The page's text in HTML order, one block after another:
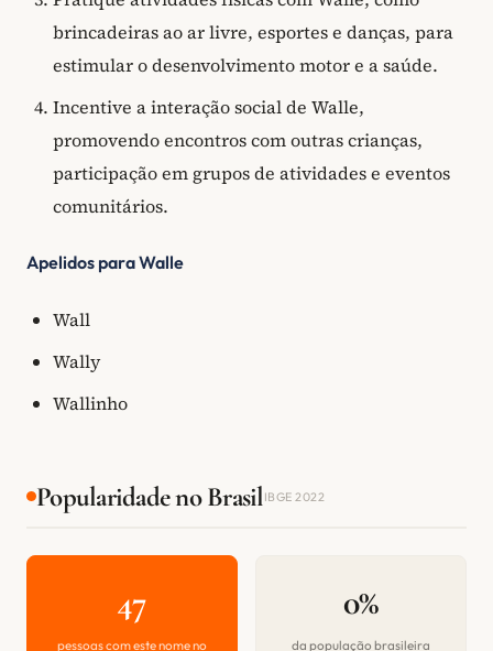
brincadeiras ao ar livre, esportes e danças, para
estimular o desenvolvimento motor e a saúde.
Incentive a interação social de Walle,
promovendo encontros com outras crianças,
participação em grupos de atividades e eventos
comunitários.
Apelidos para Walle
Wall
Wally
Wallinho
Popularidade no BrasilIBGE 2022
47
pessoas com este nome no
0%
da população brasileira